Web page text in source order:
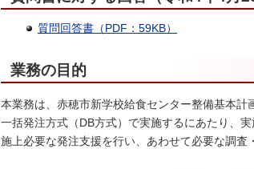
質問回答書（PDF：59KB）
業務の目的
本業務は、赤穂市新学校給食センター整備基本
一括発注方式（DB方式）で実施するにあたり、
施上必要な発注支援を行い、あわせて必要な調